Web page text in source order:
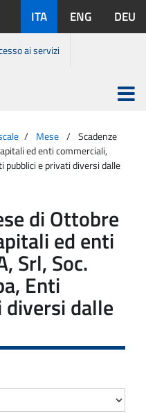
disponibili:
ITA ENG DEU
ai servizi
Apri
menu
Mese
Scadenze
ed enti commerciali,
pubblici e privati diversi dalle
di Ottobre
ed enti
Srl, Soc.
Enti
dalle